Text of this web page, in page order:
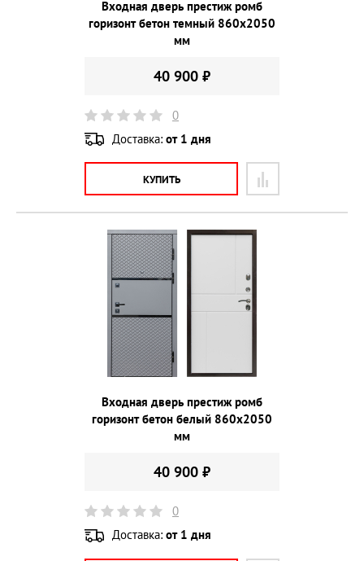
Входная дверь престиж ромб
горизонт бетон темный 860х2050
мм
40 900 ₽
0
Доставка: от 1 дня
КУПИТЬ
Входная дверь престиж ромб
горизонт бетон белый 860х2050
мм
40 900 ₽
0
Доставка: от 1 дня